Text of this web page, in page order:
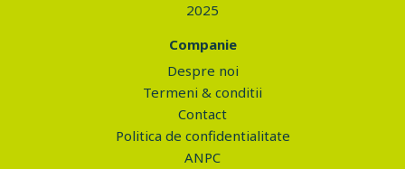
2025
Companie
Despre noi
Termeni & conditii
Contact
Politica de confidentialitate
ANPC